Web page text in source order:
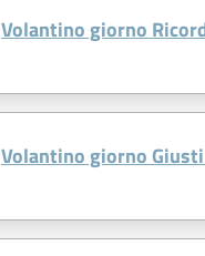
Volantino giorno
Volantino giorno